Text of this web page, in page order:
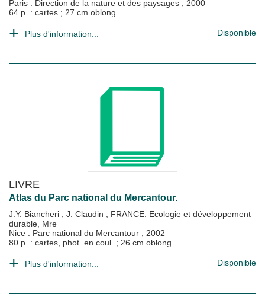
Paris : Direction de la nature et des paysages ; 2000
64 p. : cartes ; 27 cm oblong.
Plus d'information... Disponible
LIVRE
Atlas du Parc national du Mercantour.
J.Y. Biancheri ; J. Claudin ; FRANCE. Ecologie et développement
durable, Mre
Nice : Parc national du Mercantour ; 2002
80 p. : cartes, phot. en coul. ; 26 cm oblong.
Plus d'information... Disponible